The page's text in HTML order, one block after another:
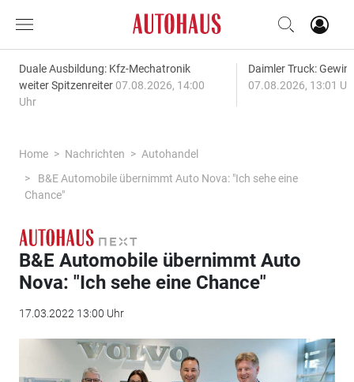
Duale Ausbildung: Kfz-Mechatronik
weiter Spitzenreiter 07.08.2026, 14:00
Uhr
Daimler Truck:
07.08.2026, 13:01
Home Nachrichten
Autohandel
B&E Automobile übernimmt Auto Nova: "Ich sehe eine
Chance"
B&E Automobile übernimmt Auto
Nova: "Ich sehe eine Chance"
17.03.2022 13:00 Uhr